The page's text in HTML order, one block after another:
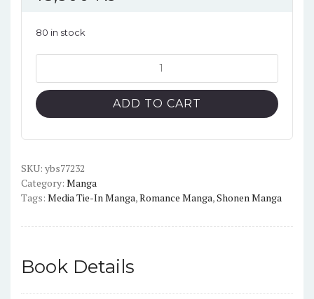
80 in stock
Never
Learn,
English
Vol.
16
quantity
ADD TO CART
SKU: ybs77232
Category: Manga
Tags: Media Tie-In Manga,Romance Manga,Shonen Manga
Book Details